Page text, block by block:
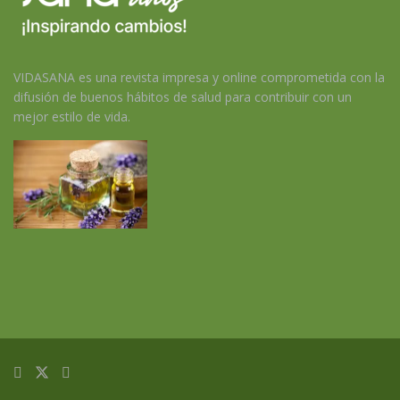
VIDASANA es una revista impresa y online comprometida con la
difusión de buenos hábitos de salud para contribuir con un
mejor estilo de vida.